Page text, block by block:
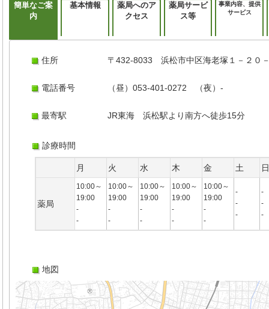
簡単なご案
内
基本情報
薬局へのア
クセス
薬局サービ
ス等
事業内容、提供
サービス
住所 〒432-8033 浜松市中区海老塚１－２０
電話番号 （昼）053-401-0272 （夜）-
最寄駅 JR東海 浜松駅より南方へ徒歩15分
診療時間
月 火 水 木 金 土
薬局
10:00～
19:00
-
-
10:00～
19:00
-
-
10:00～
19:00
-
-
10:00～
19:00
-
-
10:00～
19:00
-
-
-
-
-
-
-
-
地図